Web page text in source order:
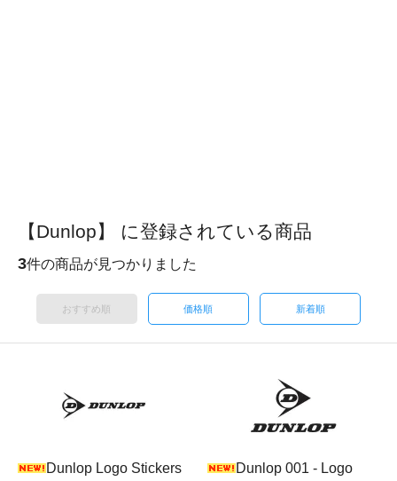
【Dunlop】 に登録されている商品
3件の商品が見つかりました
おすすめ順 価格順 新着順
Dunlop Logo Stickers
Dunlop 001 - Logo